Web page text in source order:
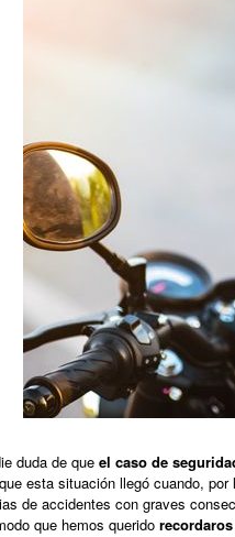
duda de que el caso de
esta situación llegó cuando,
de accidentes con graves
que hemos querido